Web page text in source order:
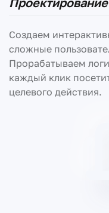
Создаем
сложные
Прорабатываем
каждый клик
целевого действия.